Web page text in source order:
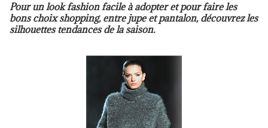
Pour un look fashion facile à adopter et pour faire les
bons choix shopping, entre jupe et pantalon, découvrez les
silhouettes tendances de la saison.